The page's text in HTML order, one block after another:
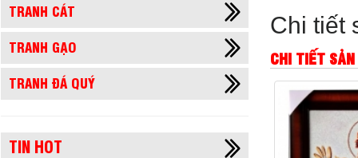
TRANH CÁT
TRANH GẠO
TRANH ĐÁ QUÝ
TIN HOT
Chi tiết
CHI TIẾT